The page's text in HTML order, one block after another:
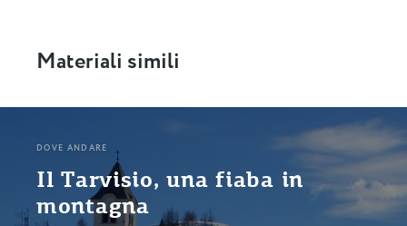
Materiali simili
DOVE ANDARE
Il Tarvisio, una fiaba in
montagna